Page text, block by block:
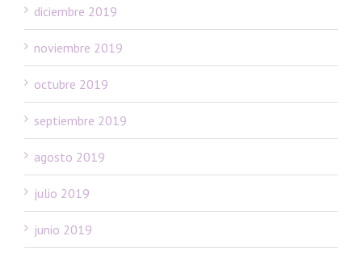
diciembre 2019
noviembre 2019
octubre 2019
septiembre 2019
agosto 2019
julio 2019
junio 2019